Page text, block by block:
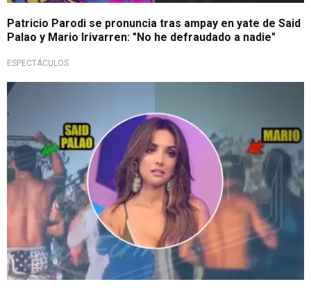
Patricio Parodi se pronuncia tras ampay en yate de Said
Palao y Mario Irivarren: "No he defraudado a nadie"
ESPECTÁCULOS